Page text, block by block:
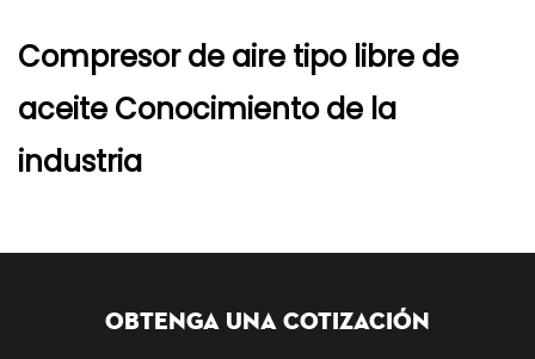
Compresor de aire tipo libre de
aceite Conocimiento de la
industria
Obtenga una cotización